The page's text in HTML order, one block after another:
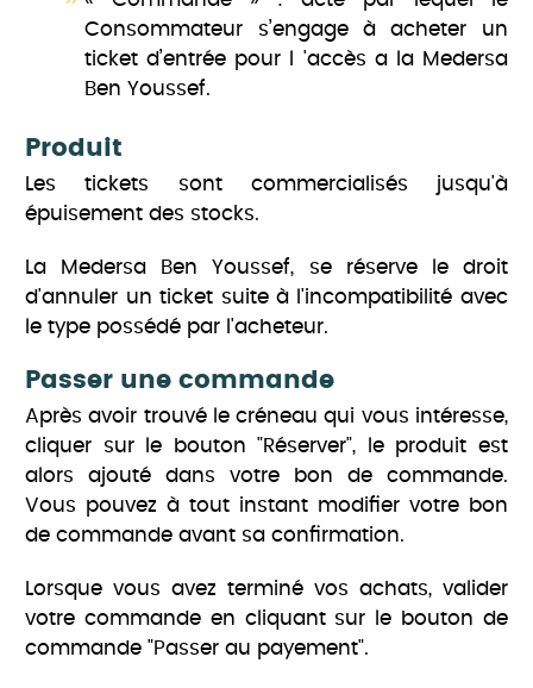
Consommateur s’engage à acheter un
ticket d’entrée pour l 'accès a la Medersa
Ben Youssef.
Produit
Les tickets sont commercialisés jusqu'à
épuisement des stocks.
La Medersa Ben Youssef, se réserve le droit
d'annuler un ticket suite à l'incompatibilité avec
le type possédé par l'acheteur.
Passer une commande
Après avoir trouvé le créneau qui vous intéresse,
cliquer sur le bouton "Réserver", le produit est
alors ajouté dans votre bon de commande.
Vous pouvez à tout instant modifier votre bon
de commande avant sa confirmation.
Lorsque vous avez terminé vos achats, valider
votre commande en cliquant sur le bouton de
commande "Passer au payement".